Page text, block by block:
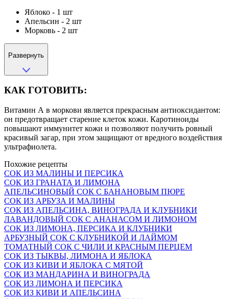
Яблоко - 1 шт
Апельсин - 2 шт
Морковь - 2 шт
Развернуть
КАК ГОТОВИТЬ:
Витамин А в моркови является прекрасным антиоксидантом:
он предотвращает старение клеток кожи. Каротиноиды
повышают иммунитет кожи и позволяют получить ровный
красивый загар, при этом защищают от вредного воздействия
ультрафиолета.
Похожие рецепты
СОК ИЗ МАЛИНЫ И ПЕРСИКА
СОК ИЗ ГРАНАТА И ЛИМОНА
АПЕЛЬСИНОВЫЙ СОК С БАНАНОВЫМ ПЮРЕ
СОК ИЗ АРБУЗА И МАЛИНЫ
СОК ИЗ АПЕЛЬСИНА, ВИНОГРАДА И КЛУБНИКИ
ЛАВАНДОВЫЙ СОК С АНАНАСОМ И ЛИМОНОМ
СОК ИЗ ЛИМОНА, ПЕРСИКА И КЛУБНИКИ
АРБУЗНЫЙ СОК С КЛУБНИКОЙ И ЛАЙМОМ
ТОМАТНЫЙ СОК С ЧИЛИ И КРАСНЫМ ПЕРЦЕМ
СОК ИЗ ТЫКВЫ, ЛИМОНА И ЯБЛОКА
СОК ИЗ КИВИ И ЯБЛОКА С МЯТОЙ
СОК ИЗ МАНДАРИНА И ВИНОГРАДА
СОК ИЗ ЛИМОНА И ПЕРСИКА
СОК ИЗ КИВИ И АПЕЛЬСИНА